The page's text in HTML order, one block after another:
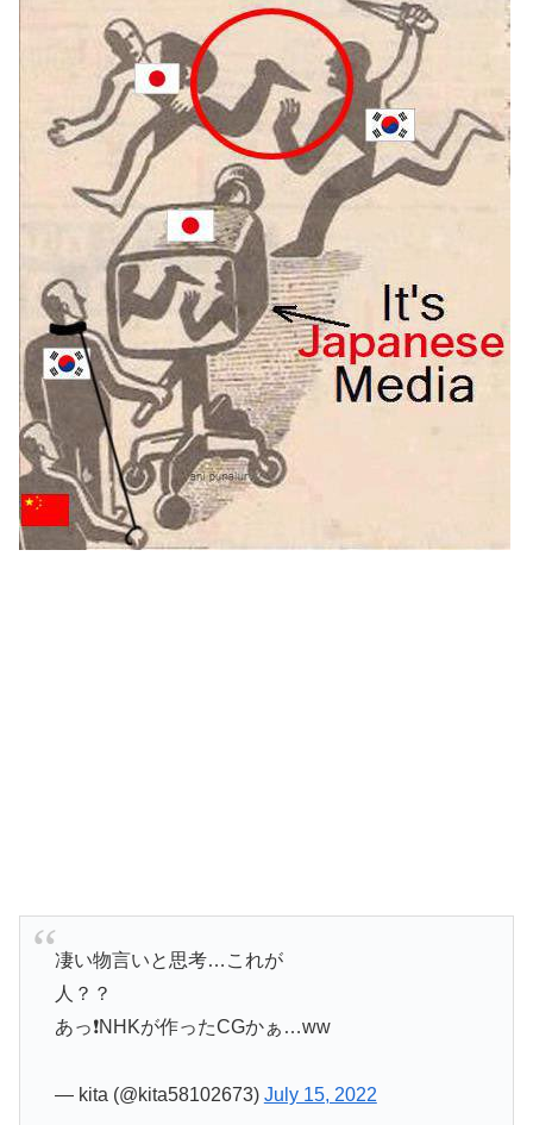
凄い物言いと思考…これが
人？？
あっ❗️NHKが作ったCGかぁ…ww
— kita (@kita58102673) July 15, 2022